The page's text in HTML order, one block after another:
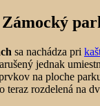
sa nachádza pri
jednak
na ploche
teraz rozdelená na